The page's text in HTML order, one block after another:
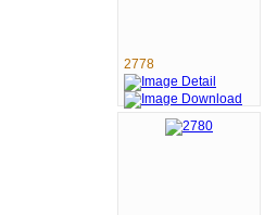
2778